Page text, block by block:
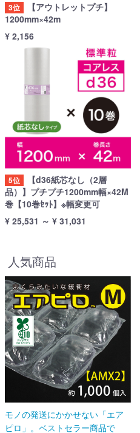
3位
【アウトレットプチ】
1200mm×42m
¥ 2,156
5位
【d36紙芯なし（2層
品）】プチプチ1200mm幅×42M
巻【10巻ｾｯﾄ】※幅変更可
¥ 25,531 ～ ¥ 31,031
人気商品
モノの発送にかかせない「エア
ピロ」。ベストセラー商品で